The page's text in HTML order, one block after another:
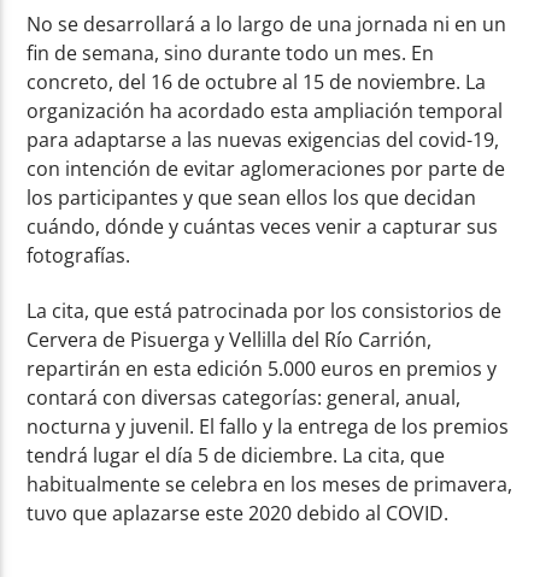
No se desarrollará a lo largo de una jornada ni en un
fin de semana, sino durante todo un mes. En
concreto, del 16 de octubre al 15 de noviembre. La
organización ha acordado esta ampliación temporal
para adaptarse a las nuevas exigencias del covid-19,
con intención de evitar aglomeraciones por parte de
los participantes y que sean ellos los que decidan
cuándo, dónde y cuántas veces venir a capturar sus
fotografías.
La cita, que está patrocinada por los consistorios de
Cervera de Pisuerga y Vellilla del Río Carrión,
repartirán en esta edición 5.000 euros en premios y
contará con diversas categorías: general, anual,
nocturna y juvenil. El fallo y la entrega de los premios
tendrá lugar el día 5 de diciembre. La cita, que
habitualmente se celebra en los meses de primavera,
tuvo que aplazarse este 2020 debido al COVID.